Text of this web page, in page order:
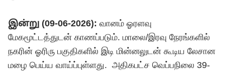
இன்று (09-06-2026): வானம் ஓரளவு
மேகமூட்டத்துடன் காணப்படும். மாலை/இரவு நேரங்களில்
நகரின் ஓரிரு பகுதிகளில் இடி மின்னலுடன் கூடிய லேசான
மழை பெய்ய வாய்ப்புள்ளது. அதிகபட்ச வெப்பநிலை 39-